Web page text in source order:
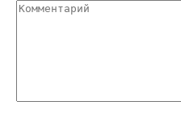
Комментарий